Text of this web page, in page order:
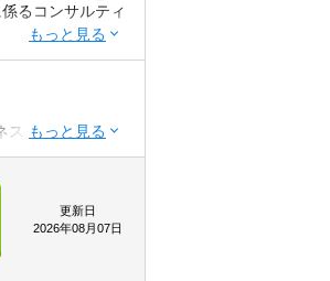
るコンサルティ
業務経験者
ス・プロセス・
援、各種調査
改定支援、公営
更新日
2026年08月07日